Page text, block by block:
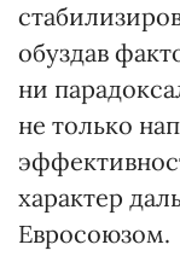
обуздав
ни
не только
характер
Евросоюзом.